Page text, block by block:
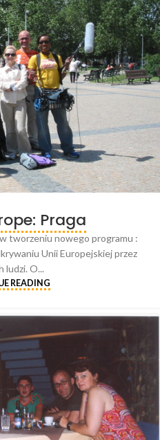
Praga
tworzeniu nowego programu :
Unii Europejskiej przez
ludzi. O...
READING